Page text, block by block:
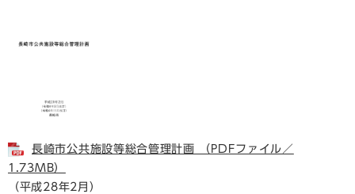
長崎市公共施設等総合管理計画 （PDFファイル／
1.73MB）
（平成28年2月）